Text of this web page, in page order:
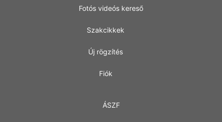
Fotós videós kereső
Szakcikkek
Új rögzítés
Fiók
ÁSZF